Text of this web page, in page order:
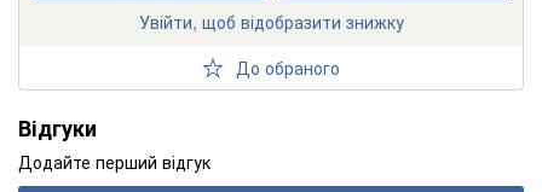
Увійти, щоб відобразити знижку
До обраного
Відгуки
Додайте перший відгук